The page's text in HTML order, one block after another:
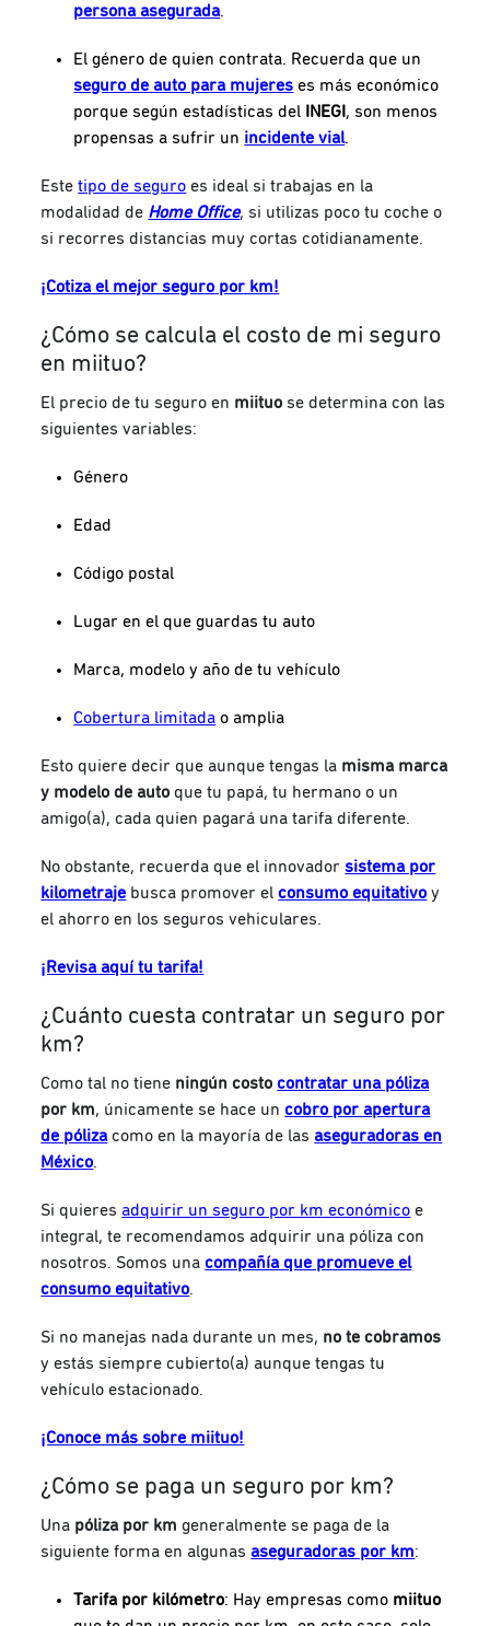
persona asegurada.
El género de quien contrata. Recuerda que un
seguro de auto para mujeres es más económico
porque según estadísticas del INEGI, son menos
propensas a sufrir un incidente vial.
Estetipo de seguro es ideal si trabajas en la
modalidad de Home Office, si utilizas poco tu coche o
si recorres distancias muy cortas cotidianamente.
¡Cotiza el mejor seguro por km!
¿Cómo se calcula el costo de mi seguro
en miituo?
El precio de tu seguro en miituo se determina con las
siguientes variables:
Género
Edad
Código postal
Lugar en el que guardas tu auto
Marca, modelo y año de tu vehículo
Cobertura limitada o amplia
Esto quiere decir que aunque tengas la misma marca
y modelo de auto que tu papá, tu hermano o un
amigo(a), cada quien pagará una tarifa diferente.
No obstante, recuerda que el innovadorsistema por
kilometraje busca promover el consumo equitativo y
el ahorro en los seguros vehiculares.
¡Revisa aquí tu tarifa!
¿Cuánto cuesta contratar un seguro por
km?
Como tal no tiene ningún costocontratar una póliza
por km, únicamente se hace un cobro por apertura
de póliza como en la mayoría de las aseguradoras en
México.
Si quieres adquirir un seguro por km económico e
integral, te recomendamos adquirir una póliza con
nosotros. Somos unacompañía que promueve el
consumo equitativo.
Si no manejas nada durante un mes, no te cobramos
y estás siempre cubierto(a) aunque tengas tu
vehículo estacionado.
¡Conoce más sobre miituo!
¿Cómo se paga un seguro por km?
Una póliza por km generalmente se paga de la
siguiente forma en algunas aseguradoras por km:
Tarifa por kilómetro: Hay empresas como miituo